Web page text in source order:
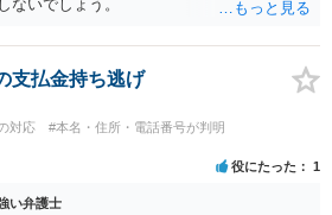
ないでしょう。
支払金持ち逃げ
対応
#本名・住所・電話番号が判明
役にたった 1
い弁護士